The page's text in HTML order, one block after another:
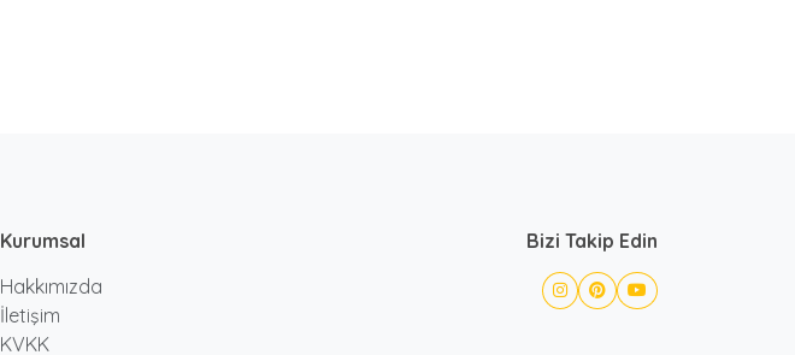
Kurumsal
Hakkımızda
İletişim
KVKK
Bizi Takip Edin